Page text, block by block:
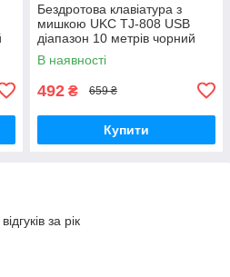
Бездротова клавіатура з
мишкою UKC TJ-808 USB
діапазон 10 метрів чорний
(lp-89839_280)
В наявності
492 ₴ 659 ₴
Купити
за рік